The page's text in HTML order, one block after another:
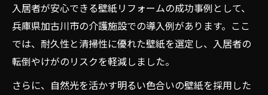
入居者が安心できる壁紙リフォームの成功事例として、
兵庫県加古川市の介護施設での導入例があります。ここ
では、耐久性と清掃性に優れた壁紙を選定し、入居者の
転倒やけがのリスクを軽減しました。
さらに、自然光を活かす明るい色合いの壁紙を採用した